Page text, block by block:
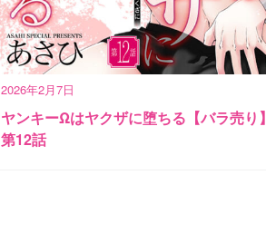
2026年2月7日
ヤンキーΩはヤクザに堕ちる【バラ売り】
第12話